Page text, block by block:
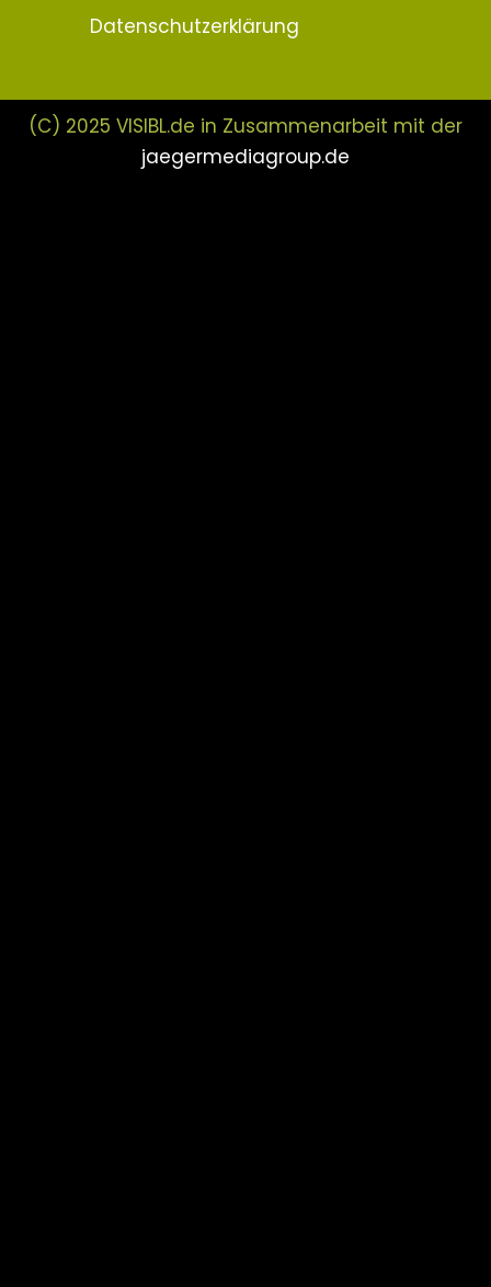
Datenschutzerklärung
(C) 2025 VISIBL.de in Zusammenarbeit mit der
jaegermediagroup.de